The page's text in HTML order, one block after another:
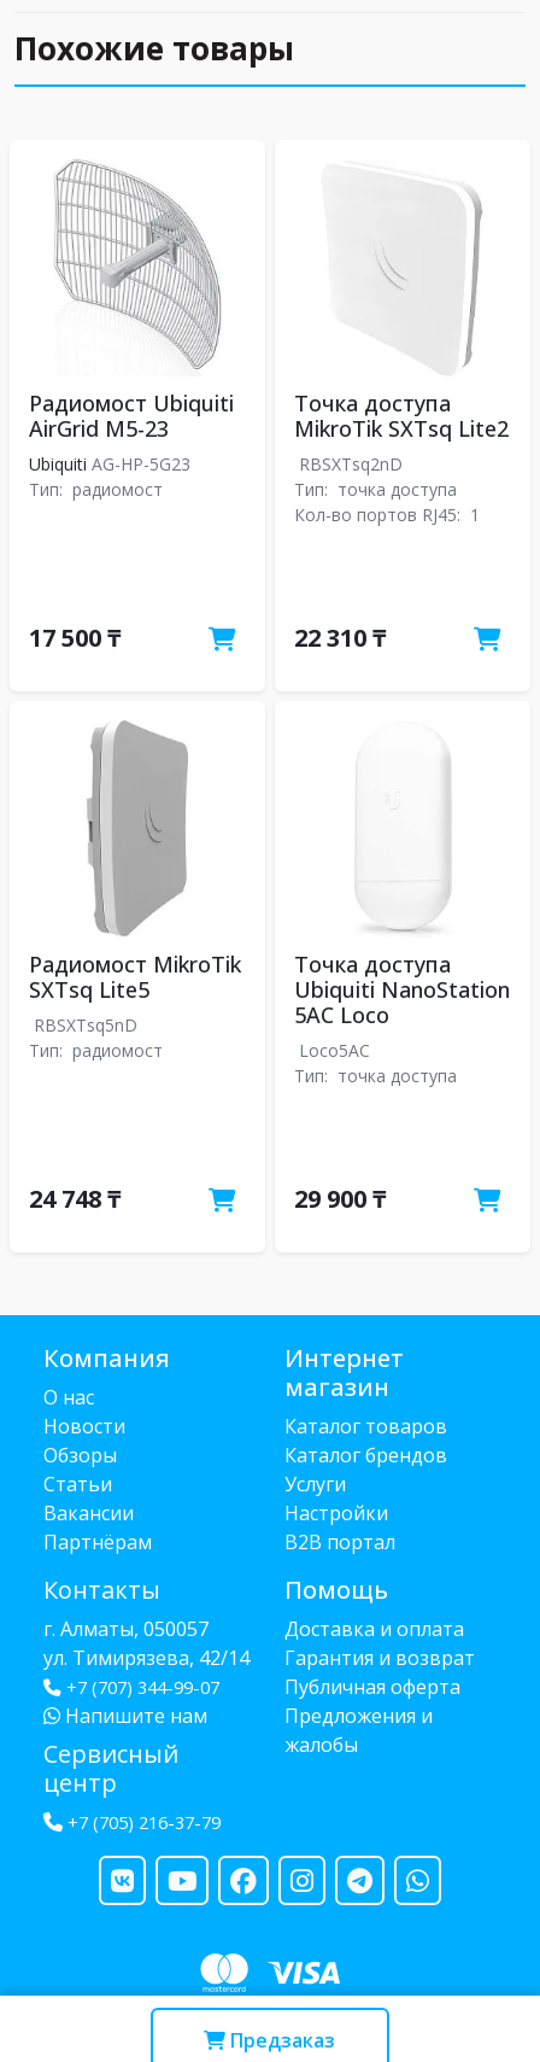
Предзаказ
Похожие товары
Радиомост Ubiquiti
AirGrid M5-23
Ubiquiti AG-HP-5G23
Тип: радиомост
17 500 ₸
Точка доступа
MikroTik SXTsq Lite2
RBSXTsq2nD
Тип: точка доступа
Кол-во портов RJ45: 1
22 310 ₸
Радиомост MikroTik
SXTsq Lite5
RBSXTsq5nD
Тип: радиомост
24 748 ₸
Точка доступа
Ubiquiti NanoStation
5AC Loco
Loco5AC
Тип: точка доступа
29 900 ₸
Компания
О нас
Новости
Обзоры
Статьи
Вакансии
Партнёрам
Контакты
г. Алматы, 050057
ул. Тимирязева, 42/14
+7 (707) 344-99-07
Напишите нам
Сервисный
центр
+7 (705) 216-37-79
Интернет
магазин
Каталог товаров
Каталог брендов
Услуги
Настройки
B2B портал
Помощь
Доставка и оплата
Гарантия и возврат
Публичная оферта
Предложения и
жалобы
Copyright © 2013 - 2026 RUBA - разработано